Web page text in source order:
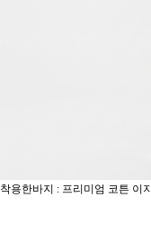
착용한바지 : 프리미엄 코튼 이